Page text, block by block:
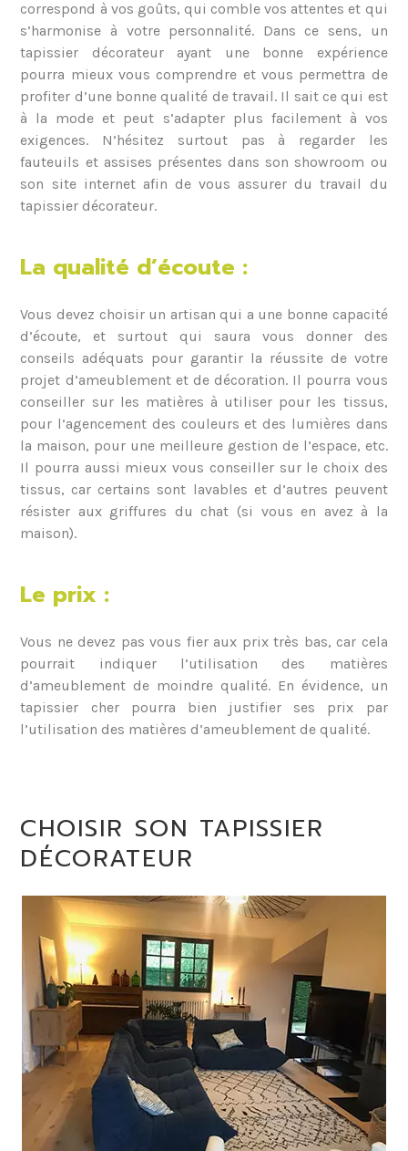
correspond à vos goûts, qui comble vos attentes et qui
s’harmonise à votre personnalité. Dans ce sens, un
tapissier décorateur ayant une bonne expérience
pourra mieux vous comprendre et vous permettra de
profiter d’une bonne qualité de travail. Il sait ce qui est
à la mode et peut s’adapter plus facilement à vos
exigences. N’hésitez surtout pas à regarder les
fauteuils et assises présentes dans son showroom ou
son site internet afin de vous assurer du travail du
tapissier décorateur.
La qualité d’écoute :
Vous devez choisir un artisan qui a une bonne capacité
d’écoute, et surtout qui saura vous donner des
conseils adéquats pour garantir la réussite de votre
projet d’ameublement et de décoration. Il pourra vous
conseiller sur les matières à utiliser pour les tissus,
pour l’agencement des couleurs et des lumières dans
la maison, pour une meilleure gestion de l’espace, etc.
Il pourra aussi mieux vous conseiller sur le choix des
tissus, car certains sont lavables et d’autres peuvent
résister aux griffures du chat (si vous en avez à la
maison).
Le prix :
Vous ne devez pas vous fier aux prix très bas, car cela
pourrait indiquer l’utilisation des matières
d’ameublement de moindre qualité. En évidence, un
tapissier cher pourra bien justifier ses prix par
l’utilisation des matières d’ameublement de qualité.
CHOISIR SON TAPISSIER
DÉCORATEUR